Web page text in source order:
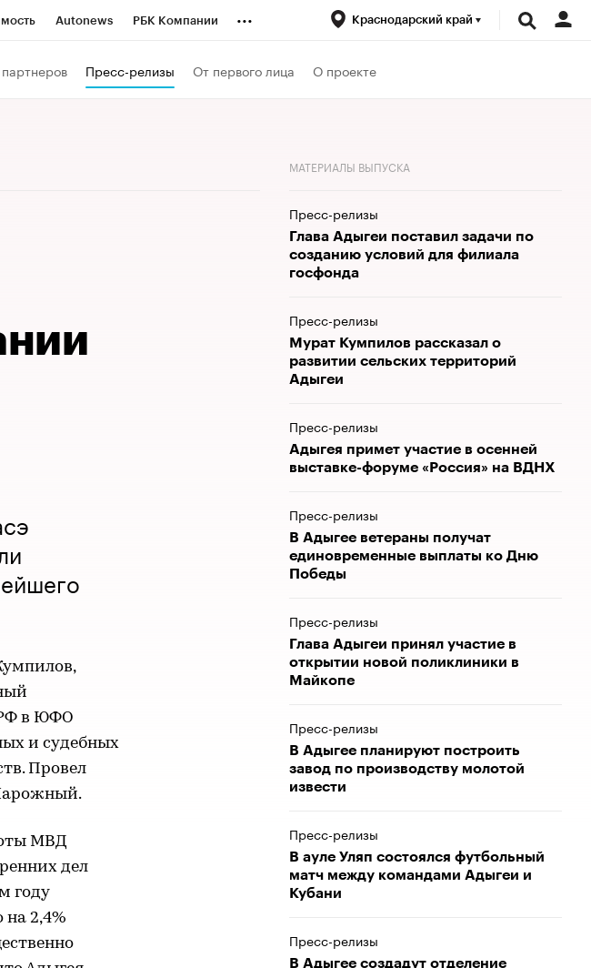
Autonews РБК Компании ... Краснодарский край
Пресс-релизы От первого лица О проекте
РФ в ЮФО
и судебных
Провел
МВД
дел
году
на 2,4%
МАТЕРИАЛЫ ВЫПУСКА
Пресс-релизы
Глава Адыгеи поставил задачи по
созданию условий для филиала
госфонда
Пресс-релизы
Мурат Кумпилов рассказал о
развитии сельских территорий
Адыгеи
Пресс-релизы
Адыгея примет участие в осенней
выставке-форуме «Россия» на ВДНХ
Пресс-релизы
В Адыгее ветераны получат
единовременные выплаты ко Дню
Победы
Пресс-релизы
Глава Адыгеи принял участие в
открытии новой поликлиники в
Майкопе
Пресс-релизы
В Адыгее планируют построить
завод по производству молотой
извести
Пресс-релизы
В ауле Уляп состоялся футбольный
матч между командами Адыгеи и
Кубани
Пресс-релизы
В Адыгее создадут отделение